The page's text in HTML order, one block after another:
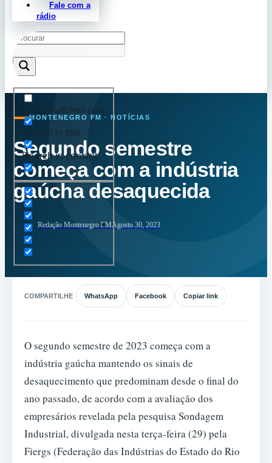
Fale com a
rádio
Exact matches only
Search in title
Search in content
MONTENEGRO FM · NOTÍCIAS
Segundo semestre
começa com a indústria
gaúcha desaquecida
Redação Montenegro FMAgosto 30, 2023
COMPARTILHE WhatsApp Facebook Copiar link
O segundo semestre de 2023 começa com a
indústria gaúcha mantendo os sinais de
desaquecimento que predominam desde o final do
ano passado, de acordo com a avaliação dos
empresários revelada pela pesquisa Sondagem
Industrial, divulgada nesta terça-feira (29) pela
Fiergs (Federação das Indústrias do Estado do Rio